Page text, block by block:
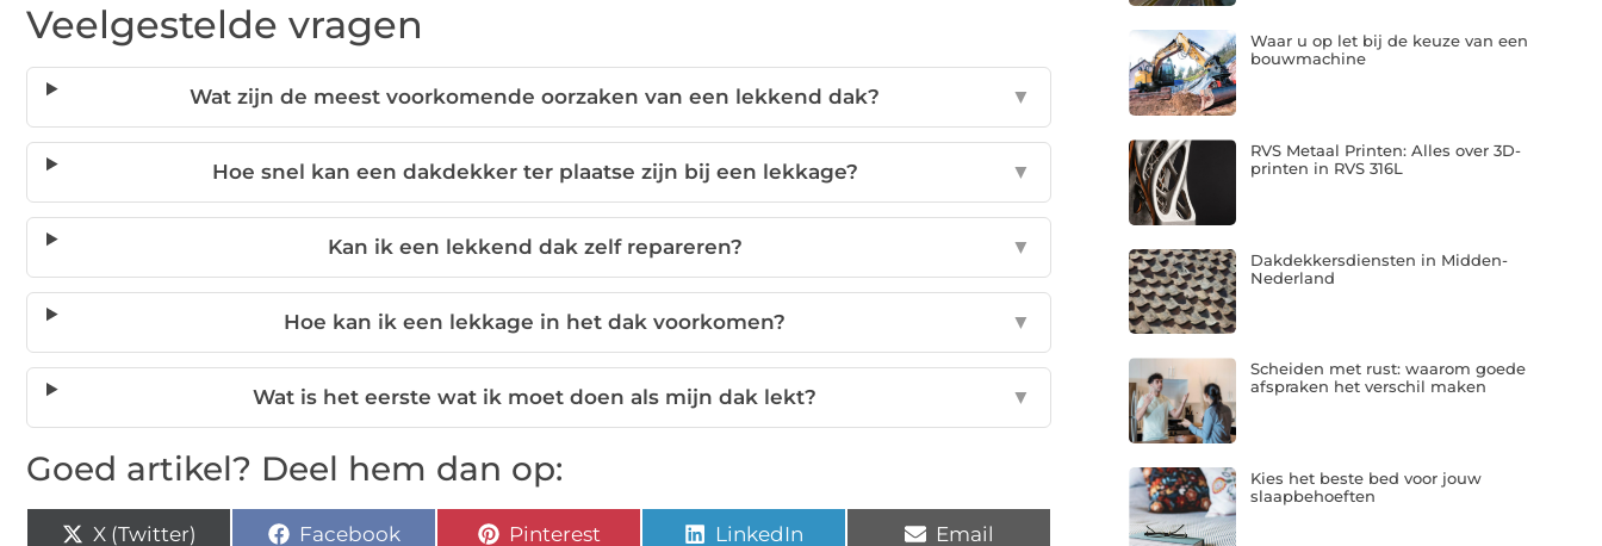
Veelgestelde vragen
Wat zijn de meest voorkomende oorzaken van een lekkend dak? ▼
Hoe snel kan een dakdekker ter plaatse zijn bij een lekkage? ▼
Kan ik een lekkend dak zelf repareren? ▼
Hoe kan ik een lekkage in het dak voorkomen? ▼
Wat is het eerste wat ik moet doen als mijn dak lekt? ▼
Goed artikel? Deel hem dan op:
X (Twitter) Facebook Pinterest LinkedIn Email
Waar u op let bij de keuze van een
bouwmachine
RVS Metaal Printen: Alles over 3D-
printen in RVS 316L
Dakdekkersdiensten in Midden-
Nederland
Scheiden met rust: waarom goede
afspraken het verschil maken
Kies het beste bed voor jouw
slaapbehoeften